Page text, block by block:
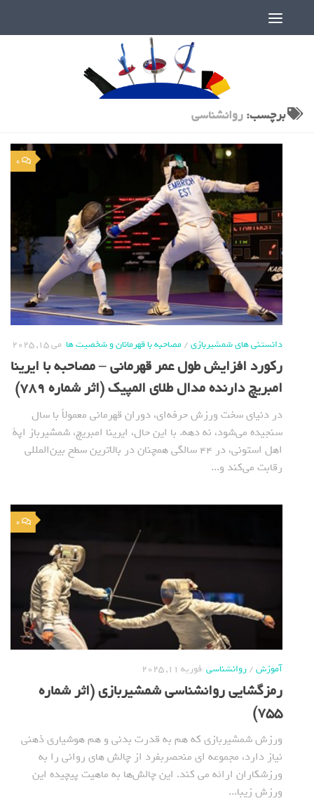
برچسب:روانشناسی
0
دانستنی های شمشیربازی/مصاحبه با قهرمانان و شخصیت ها می 15, 2025
رکورد افزایش طول عمر قهرمانی – مصاحبه با ایرینا
امبریچ دارنده مدال طلای المپیک (اثر شماره 789)
در دنیای سخت ورزش حرفه‌ای، دوران قهرمانی معمولاً با سال
سنجیده می‌شود، نه دهه. با این حال، ایرینا امبریچ، شمشیرباز اپة
اهل استونی، در ۴۴ سالگی همچنان در بالاترین سطح بین‌المللی
رقابت می‌کند و...
0
آموزش/روانشناسی فوریه 11, 2025
رمزگشایی روانشناسی شمشیربازی (اثر شماره
755)
ورزش شمشیربازی که هم به قدرت بدنی و هم هوشیاری ذهنی
نیاز دارد، مجموعه ای منحصربفرد از چالش های روانی را به
ورزشکاران ارائه می کند. این چالش‌ها به ماهیت پیچیده این
ورزش زیبا...